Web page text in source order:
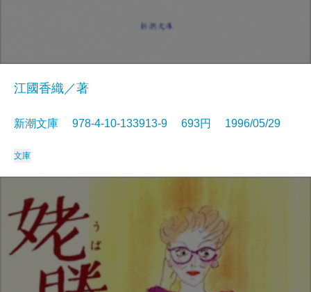
江國香織／著
新潮文庫 978-4-10-133913-9 693円 1996/05/29
文庫